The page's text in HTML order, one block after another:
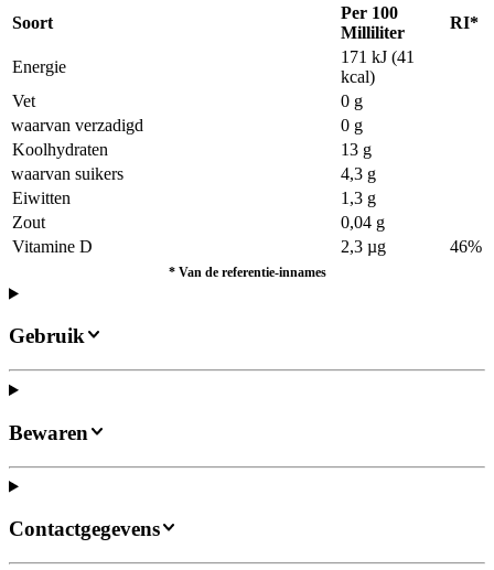
Soort
Per 100
Milliliter
RI*
Energie
171 kJ (41
kcal)
Vet
0 g
waarvan verzadigd
0 g
Koolhydraten
13 g
waarvan suikers
4,3 g
Eiwitten
1,3 g
Zout
0,04 g
Vitamine D
2,3 µg 46%
* Van de referentie-innames
Gebruik
Bewaren
Contactgegevens